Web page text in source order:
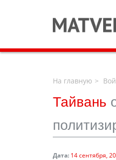
На главную
Тайвань
Дата: 14 сентября,